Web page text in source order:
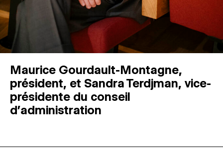
Maurice Gourdault-Montagne,
président, et Sandra Terdjman, vice-
présidente du conseil
d’administration